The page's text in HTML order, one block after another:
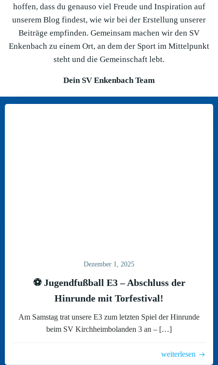
hoffen, dass du genauso viel Freude und Inspiration auf
unserem Blog findest, wie wir bei der Erstellung unserer
Beiträge empfinden. Gemeinsam machen wir den SV
Enkenbach zu einem Ort, an dem der Sport im Mittelpunkt
steht und die Gemeinschaft lebt.
Dein SV Enkenbach Team
Dezember 1, 2025
⚽ Jugendfußball E3 – Abschluss der
Hinrunde mit Torfestival!
Am Samstag trat unsere E3 zum letzten Spiel der Hinrunde
beim SV Kirchheimbolanden 3 an – […]
weiterlesen